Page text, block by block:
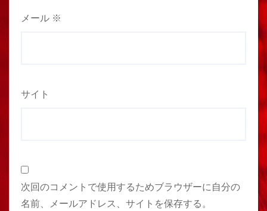
メール ※
サイト
次回のコメントで使用するためブラウザーに自分の
名前、メールアドレス、サイトを保存する。